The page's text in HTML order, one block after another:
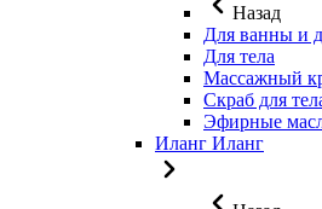
Назад
Для ванны и
Для тела
Массажный
Скраб для
Эфирные
Иланг Иланг